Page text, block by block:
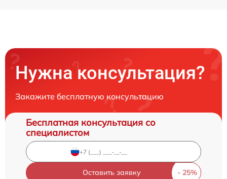
Нужна консультация?
Закажите бесплатную консультацию
Бесплатная консультация со
специалистом
Оставить заявку